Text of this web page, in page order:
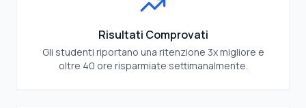
Risultati Comprovati
Gli studenti riportano una ritenzione 3x migliore e
oltre 40 ore risparmiate settimanalmente.